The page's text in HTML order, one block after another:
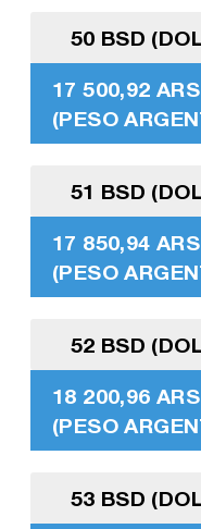
50 BSD
17 500,92 ARS
(PESO
51 BSD
17 850,94 ARS
(PESO
52 BSD
18 200,96 ARS
(PESO
53 BSD